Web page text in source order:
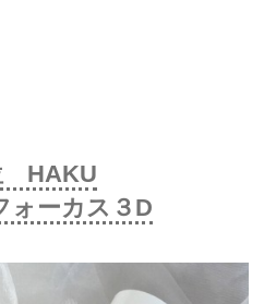
HAKU
ォーカス３D